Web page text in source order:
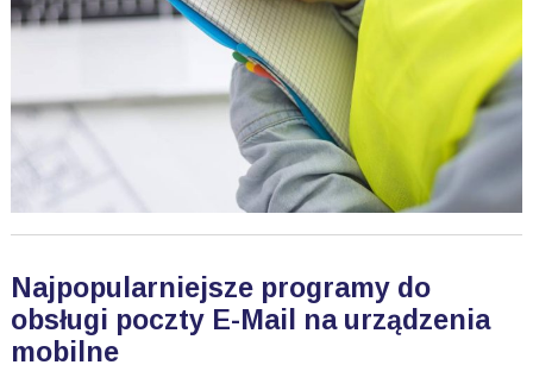
Najpopularniejsze programy do
obsługi poczty E-Mail na urządzenia
mobilne